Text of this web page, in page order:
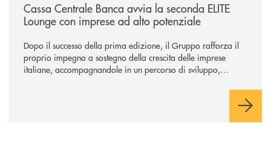
Cassa Centrale Banca avvia la seconda ELITE
Lounge con imprese ad alto potenziale
Dopo il successo della prima edizione, il Gruppo rafforza il
proprio impegno a sostegno della crescita delle imprese
italiane, accompagnandole in un percorso di sviluppo,